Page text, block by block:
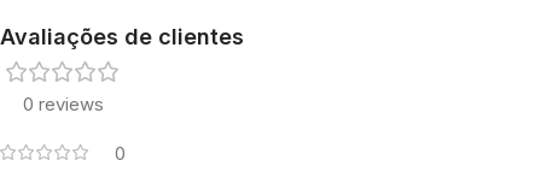
Avaliações de clientes
0 reviews
0